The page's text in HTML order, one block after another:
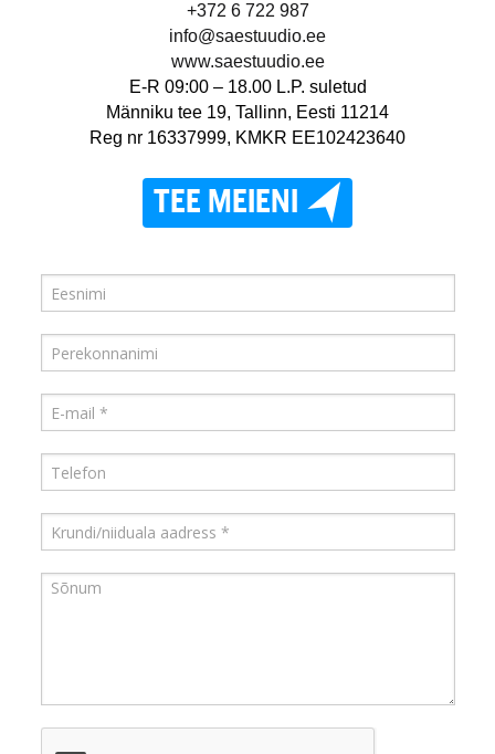
+372 6 722 987
info@saestuudio.ee
www.saestuudio.ee
E-R 09:00 – 18.00 L.P. suletud
Männiku tee 19, Tallinn, Eesti 11214
Reg nr 16337999, KMKR EE102423640
TEE MEIENI